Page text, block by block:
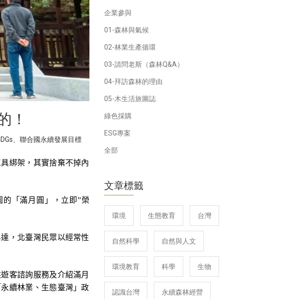
！
聯合國永續發展目標
綁架，其實捨棄不掉內
「滿月圓」，立即”榮
，北臺灣民眾以經常性
客諮詢服務及介紹滿月
續林業、生態臺灣」政
企業參與
01-森林與氣候
02-林業生產循環
03-請問老斯（森林Q&A）
04-拜訪森林的理由
05-木生活旅圖誌
綠色採購
ESG專案
全部
文章標籤
環境 生態教育 台灣
自然科學 自然與人文
環境教育 科學 生物
認識台灣 永續森林經營